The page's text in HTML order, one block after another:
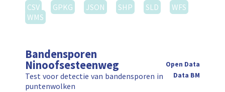
CSV GPKG JSON SHP SLD
WFS
WMS
Bandensporen
Ninoofsesteenweg
Open Data
Data BM
Test voor detectie van bandensporen in
puntenwolken